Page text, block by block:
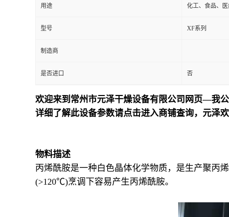
用途 化工、食品、
型号 XF系列
制造商
是否进口 否
欢迎来到常州市元泽干燥设备有限公司网页—我
详细了解此设备参数请点击进入商铺查询，元泽
物料描述
丙烯酰胺是一种白色晶体化学物质，是生产聚丙
(>120℃)烹调下容易产生丙烯酰胺。